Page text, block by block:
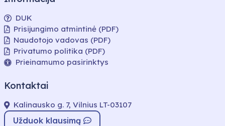
DUK
Prisijungimo atmintinė (PDF)
Naudotojo vadovas (PDF)
Privatumo politika (PDF)
Prieinamumo pasirinktys
Kontaktai
Kalinausko g. 7, Vilnius LT-03107
Užduok klausimą